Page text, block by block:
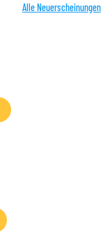
Alle Neuerscheinungen